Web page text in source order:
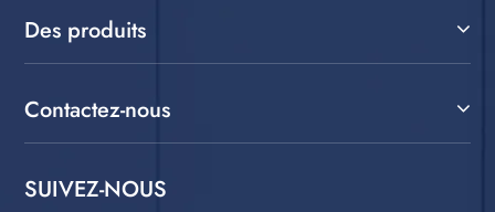
Des produits
Contactez-nous
SUIVEZ-NOUS